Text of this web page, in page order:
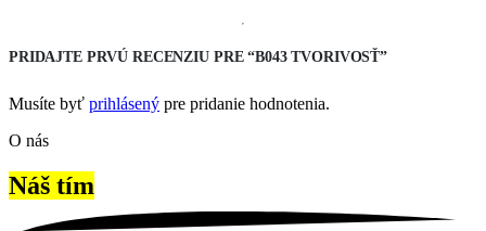
PRIDAJTE PRVÚ RECENZIU PRE “B043 TVORIVOSŤ”
Musíte byť prihlásený pre pridanie hodnotenia.
O nás
Náš tím